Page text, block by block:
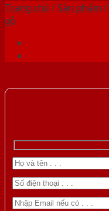
Trang chủ /Sản phẩm /
gỗ